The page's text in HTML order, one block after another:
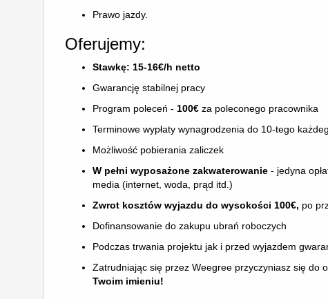
Prawo jazdy.
Oferujemy:
Stawkę: 15-16€/h netto
Gwarancję stabilnej pracy
Program poleceń - 100€ za poleconego pracownika
Terminowe wypłaty wynagrodzenia do 10-tego
Możliwość pobierania zaliczek
W pełni wyposażone zakwaterowanie - jedyna
media (internet, woda, prąd itd.)
Zwrot kosztów wyjazdu do wysokości 100€, po
Dofinansowanie do zakupu ubrań roboczych
Podczas trwania projektu jak i przed wyjazdem
Zatrudniając się przez Weegree przyczyniasz się do
Twoim imieniu!